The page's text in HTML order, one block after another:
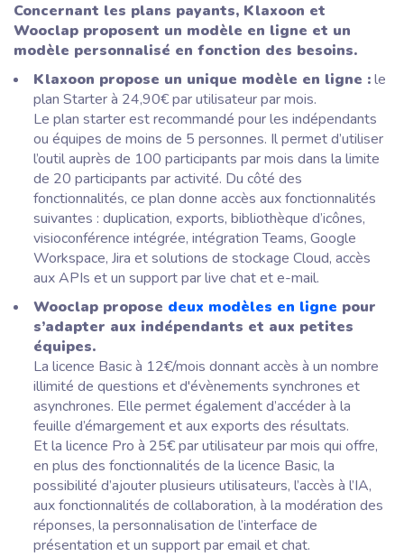
Concernant les plans payants, Klaxoon et
Wooclap proposent un modèle en ligne et un
modèle personnalisé en fonction des besoins.
Klaxoon propose un unique modèle en ligne :le
plan Starter à 24,90€ par utilisateur par mois.
Le plan starter est recommandé pour les indépendants
ou équipes de moins de 5 personnes. Il permet d’utiliser
l’outil auprès de 100 participants par mois dans la limite
de 20 participants par activité. Du côté des
fonctionnalités, ce plan donne accès aux fonctionnalités
suivantes : duplication, exports, bibliothèque d’icônes,
visioconférence intégrée, intégration Teams, Google
Workspace, Jira et solutions de stockage Cloud, accès
aux APIs et un support par live chat et e-mail.
Wooclap propose deux modèles en ligne pour
s’adapter aux indépendants et aux petites
équipes.
La licence Basic à 12€/mois donnant accès à un nombre
illimité de questions et d'évènements synchrones et
asynchrones. Elle permet également d’accéder à la
feuille d’émargement et aux exports des résultats.
Et la licence Pro à 25€ par utilisateur par mois qui offre,
en plus des fonctionnalités de la licence Basic, la
possibilité d’ajouter plusieurs utilisateurs, l’accès à l’IA,
aux fonctionnalités de collaboration, à la modération des
réponses, la personnalisation de l’interface de
présentation et un support par email et chat.